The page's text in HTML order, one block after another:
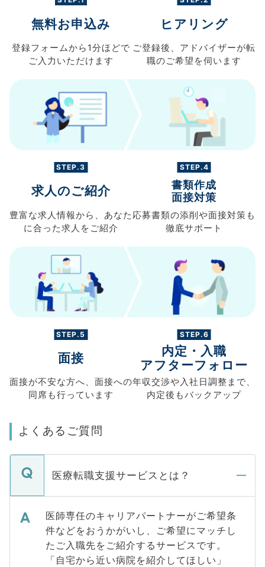
無料お申込み
登録フォームから 1分ほどで
ご入力 いただけます
ヒアリング
ご登録後、 アドバイザーが転
職のご希望を伺います
STEP.3
求人のご紹介
豊富な求人情報から、 あなた
に合った求人を ご紹介
STEP.4
書類作成
面接対策
応募書類の添削や面接対策も
徹底サポート
STEP.5
面接
面接が不安な方へ、 面接への
同席も行っています
STEP.6
内定・入職
アフターフォロー
年収交渉や入社日調整まで、
内定後もバックアップ
よくあるご質問
医療転職支援サービスとは？
医師専任のキャリアパートナーがご希望条
件などをおうかがいし、ご希望にマッチし
たご入職先をご紹介するサービスです。
「自宅から近い病院を紹介してほしい」